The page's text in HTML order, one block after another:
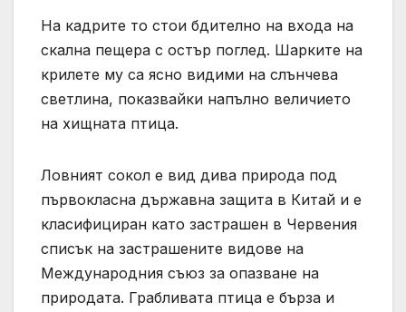
На кадрите то стои бдително на входа на
скална пещера с остър поглед. Шарките на
крилете му са ясно видими на слънчева
светлина, показвайки напълно величието
на хищната птица.
Ловният сокол е вид дива природа под
първокласна държавна защита в Китай и е
класифициран като застрашен в Червения
списък на застрашените видове на
Международния съюз за опазване на
природата. Грабливата птица е бърза и